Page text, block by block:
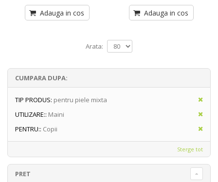
Adauga in cos Adauga in cos
Arata:
CUMPARA DUPA:
TIP PRODUS: pentru piele mixta
UTILIZARE:: Maini
PENTRU:: Copii
Sterge tot
PRET